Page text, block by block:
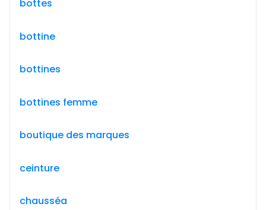
bottes
bottine
bottines
bottines femme
boutique des marques
ceinture
chausséa